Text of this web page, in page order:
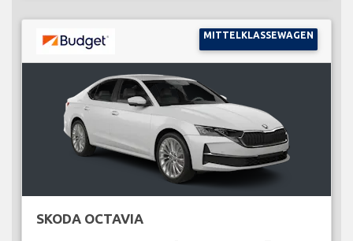
MITTELKLASSEWAGEN
SKODA OCTAVIA